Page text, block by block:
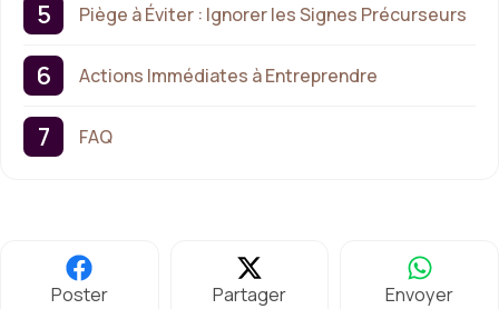
Piège à Éviter : Ignorer les Signes Précurseurs
Actions Immédiates à Entreprendre
FAQ
Poster Partager Envoyer